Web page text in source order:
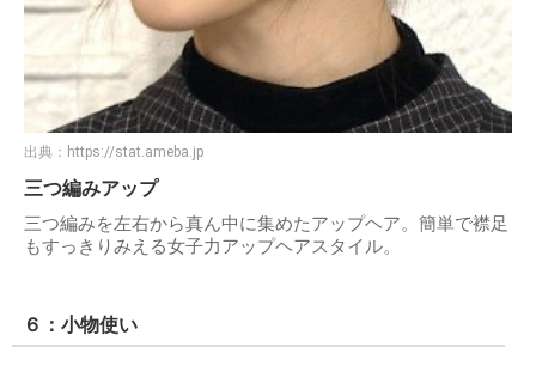
出典： https://stat.ameba.jp
三つ編みアップ
三つ編みを左右から真ん中に集めたアップヘア。簡単で襟足
もすっきりみえる女子力アップヘアスタイル。
６：小物使い